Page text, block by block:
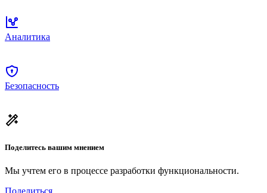
Аналитика
Безопасность
Поделитесь вашим мнением
Мы учтем его в процессе разработки функциональности.